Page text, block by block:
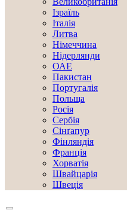
Ізраїль
Італія
Литва
Німеччина
Нідерлянди
ОАЕ
Пакистан
Португалія
Польща
Росія
Сербія
Сінґапур
Фінляндія
Франція
Хорватія
Швайцарія
Швеція